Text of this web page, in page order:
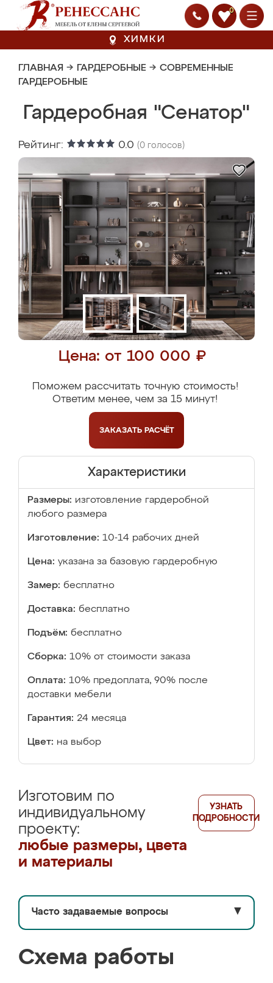
0
ХИМКИ
ГЛАВНАЯ → ГАРДЕРОБНЫЕ → СОВРЕМЕННЫЕ
ГАРДЕРОБНЫЕ
Гардеробная "Сенатор"
Рейтинг: 0.0 (0 голосов)
Цена: от 100 000 ₽
Поможем рассчитать точную стоимость!
Ответим менее, чем за 15 минут!
ЗАКАЗАТЬ РАСЧЁТ
Характеристики
Размеры: изготовление гардеробной
любого размера
Изготовление: 10-14 рабочих дней
Цена: указана за базовую гардеробную
Замер: бесплатно
Доставка: бесплатно
Подъём: бесплатно
Сборка: 10% от стоимости заказа
Оплата: 10% предоплата, 90% после
доставки мебели
Гарантия: 24 месяца
Цвет: на выбор
Изготовим по
индивидуальному
проекту:
любые размеры, цвета
и материалы
УЗНАТЬ
ПОДРОБНОСТИ
Часто задаваемые вопросы ▼
Схема работы